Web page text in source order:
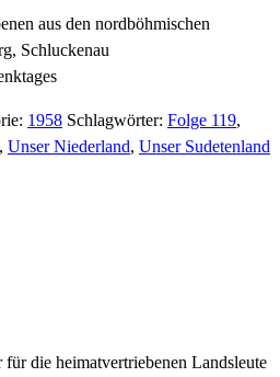
aus den nordböhmischen
Schluckenau
1958 Schlagwörter: Folge 119,
, Unser Niederland, Unser Sudetenland
für die heimatvertriebenen Landsleute